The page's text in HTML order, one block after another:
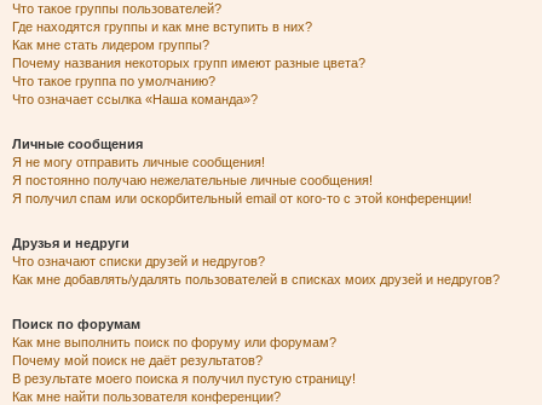
Что такое группы пользователей?
Где находятся группы и как мне вступить в них?
Как мне стать лидером группы?
Почему названия некоторых групп имеют разные цвета?
Что такое группа по умолчанию?
Что означает ссылка «Наша команда»?
Личные сообщения
Я не могу отправить личные сообщения!
Я постоянно получаю нежелательные личные сообщения!
Я получил спам или оскорбительный email от кого-то с этой конференции!
Друзья и недруги
Что означают списки друзей и недругов?
Как мне добавлять/удалять пользователей в списках моих друзей и недругов?
Поиск по форумам
Как мне выполнить поиск по форуму или форумам?
Почему мой поиск не даёт результатов?
В результате моего поиска я получил пустую страницу!
Как мне найти пользователя конференции?